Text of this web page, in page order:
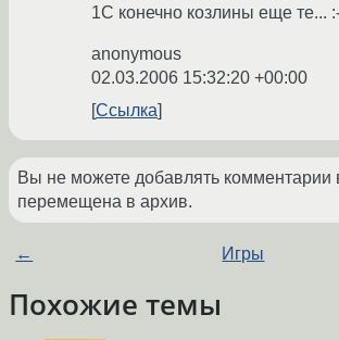
1С конечно козлины еще те...
anonymous
02.03.2006 15:32:20 +00:00
Ссылка
Вы не можете добавлять комментарии
перемещена в архив.
← Игры
Похожие темы